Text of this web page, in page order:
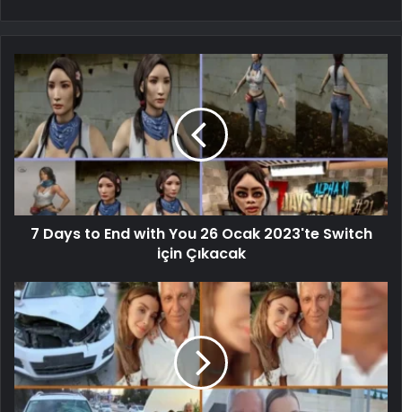
7 Days to End with You 26 Ocak 2023'te Switch
için Çıkacak